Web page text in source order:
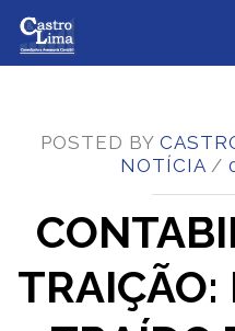
POSTED BY
NOTÍCIA /
TRAIÇÃO: